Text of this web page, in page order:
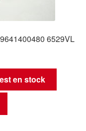
6529VL
en stock